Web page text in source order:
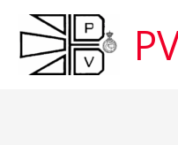
naar